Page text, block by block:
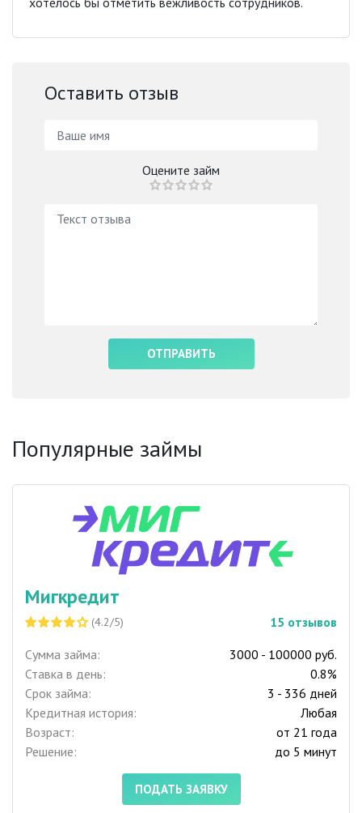
Оставить отзыв
Оцените займ
Популярные займы
Мигкредит
(4.2/5) 15 отзывов
Сумма займа:
3000 - 100000 руб.
Ставка в день:
0.8%
Срок займа:
3 - 336 дней
Кредитная история:
Любая
Возраст:
от 21 года
Решение:
до 5 минут
ПОДАТЬ ЗАЯВКУ